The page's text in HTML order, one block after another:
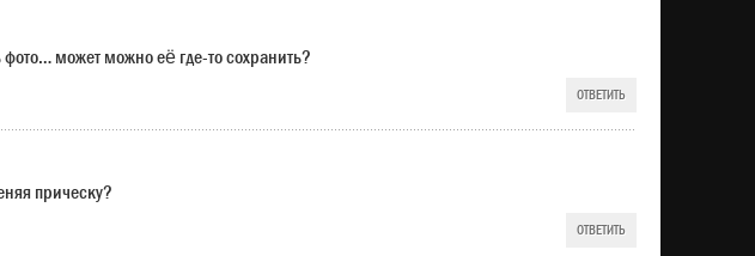
фото… может можно её где-то сохранить?
ОТВЕТИТЬ
прическу?
ОТВЕТИТЬ